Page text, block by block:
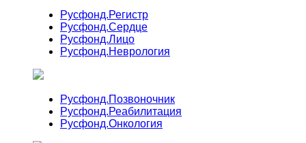
Русфонд.Регистр
Русфонд.Сердце
Русфонд.Лицо
Русфонд.Неврология
Русфонд.Позвоночник
Русфонд.Реабилитация
Русфонд.Онкология